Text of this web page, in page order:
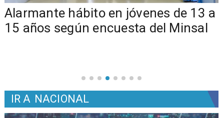
Alarmante hábito en jóvenes de 13 a
15 años según encuesta del Minsal
IR A NACIONAL